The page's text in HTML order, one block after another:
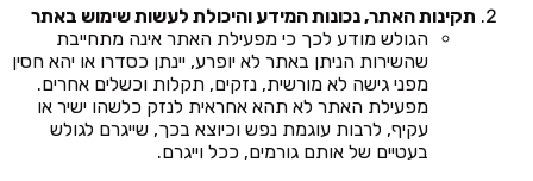
תקינות האתר, נכונות המידע והיכולת לעשות שימוש באתר
הגולש מודע לכך כי מפעילת האתר אינה מתחייבת
שהשירות הניתן באתר לא יופרע, יינתן כסדרו או יהא חסין
מפני גישה לא מורשית, נזקים, תקלות וכשלים אחרים.
מפעילת האתר לא תהא אחראית לנזק כלשהו ישיר או
עקיף, לרבות עוגמת נפש וכיוצא בכך, שייגרם לגולש
בעטיים של אותם גורמים, ככל וייגרם.